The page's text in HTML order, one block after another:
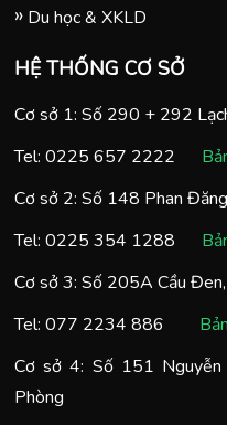
Du học & XKLD
HỆ THỐNG CƠ SỞ
Cơ sở 1: Số 290 + 292
Tel: 0225 657 2222
Cơ sở 2: Số 148 Phan
Tel: 0225 354 1288
Cơ sở 3: Số 205A Cầu
Tel: 077 2234 886
Cơ sở 4: Số 151 Nguyễn
Phòng